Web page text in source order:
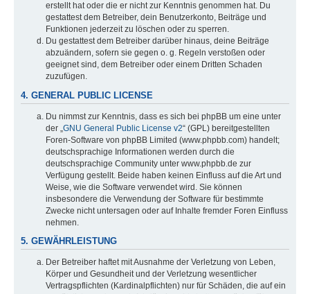
erstellt hat oder die er nicht zur Kenntnis genommen hat. Du
gestattest dem Betreiber, dein Benutzerkonto, Beiträge und
Funktionen jederzeit zu löschen oder zu sperren.
Du gestattest dem Betreiber darüber hinaus, deine Beiträge
abzuändern, sofern sie gegen o. g. Regeln verstoßen oder
geeignet sind, dem Betreiber oder einem Dritten Schaden
zuzufügen.
4. GENERAL PUBLIC LICENSE
Du nimmst zur Kenntnis, dass es sich bei phpBB um eine unter
der „ GNU General Public License v2“ (GPL) bereitgestellten
Foren-Software von phpBB Limited (www.phpbb.com) handelt;
deutschsprachige Informationen werden durch die
deutschsprachige Community unter www.phpbb.de zur
Verfügung gestellt. Beide haben keinen Einfluss auf die Art und
Weise, wie die Software verwendet wird. Sie können
insbesondere die Verwendung der Software für bestimmte
Zwecke nicht untersagen oder auf Inhalte fremder Foren Einfluss
nehmen.
5. GEWÄHRLEISTUNG
Der Betreiber haftet mit Ausnahme der Verletzung von Leben,
Körper und Gesundheit und der Verletzung wesentlicher
Vertragspflichten (Kardinalpflichten) nur für Schäden, die auf ein